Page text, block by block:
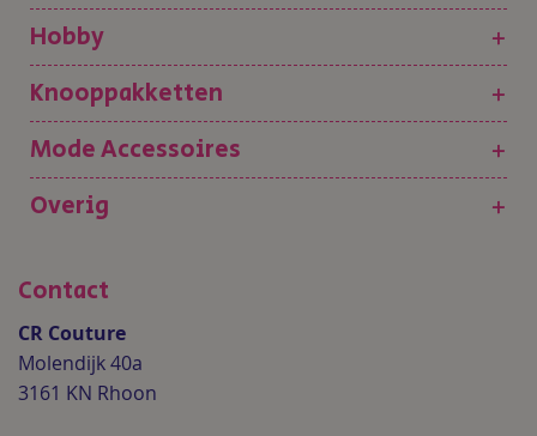
Hobby
+
Knooppakketten
+
Mode Accessoires
+
Overig
+
Contact
CR Couture
Molendijk 40a
3161 KN Rhoon